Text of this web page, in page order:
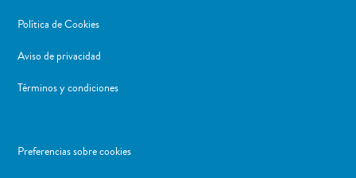
Política de Cookies
Aviso de privacidad
Términos y condiciones
Preferencias sobre cookies